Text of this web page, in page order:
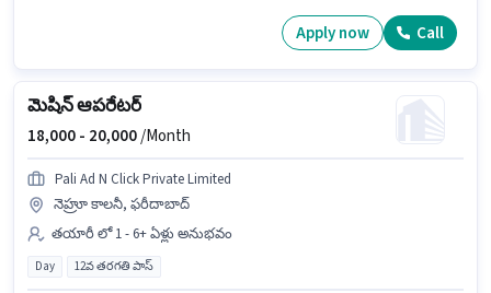
Apply now Call
మెషిన్ ఆపరేటర్
18,000 - 20,000/Month
Pali Ad N Click Private Limited
నెహ్రూ కాలనీ, ఫరీదాబాద్
తయారీ లో 1 - 6+ ఏళ్లు అనుభవం
Day 12వ తరగతి పాస్